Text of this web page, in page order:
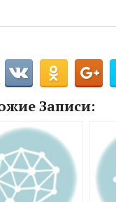
Записи: